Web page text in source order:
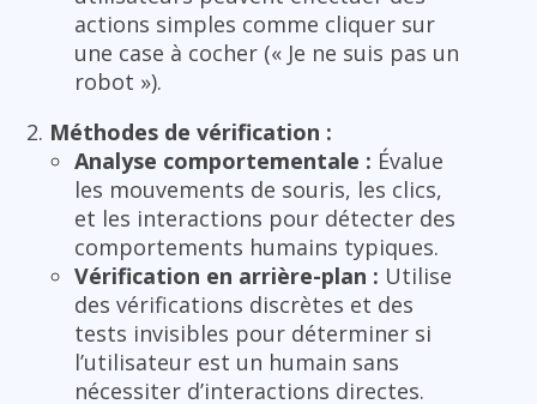
actions simples comme cliquer sur
une case à cocher (« Je ne suis pas un
robot »).
Méthodes de vérification :
Analyse comportementale : Évalue
les mouvements de souris, les clics,
et les interactions pour détecter des
comportements humains typiques.
Vérification en arrière-plan : Utilise
des vérifications discrètes et des
tests invisibles pour déterminer si
l’utilisateur est un humain sans
nécessiter d’interactions directes.